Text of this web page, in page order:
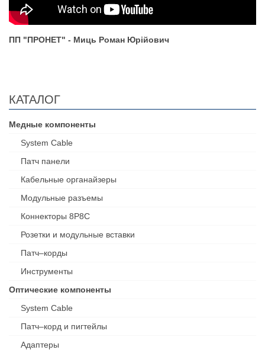
ПП "ПРОНЕТ" - Миць Роман Юрійович
КАТАЛОГ
Медные компоненты
System Cable
Патч панели
Кабельные органайзеры
Модульные разъемы
Коннекторы 8P8C
Розетки и модульные вставки
Патч–корды
Инструменты
Оптические компоненты
System Cable
Патч–корд и пигтейлы
Адаптеры